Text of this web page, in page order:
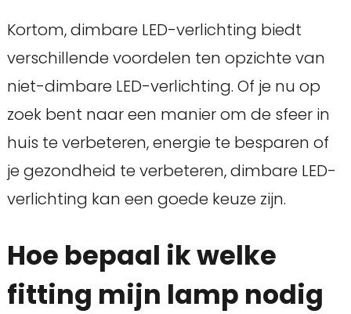
Kortom, dimbare LED-verlichting biedt
verschillende voordelen ten opzichte van
niet-dimbare LED-verlichting. Of je nu op
zoek bent naar een manier om de sfeer in
huis te verbeteren, energie te besparen of
je gezondheid te verbeteren, dimbare LED-
verlichting kan een goede keuze zijn.
Hoe bepaal ik welke
fitting mijn lamp nodig